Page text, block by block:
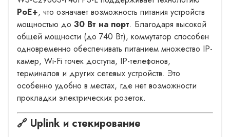
PoE+, что означает возможность питания устройств
мощностью до 30 Вт на порт. Благодаря высокой
общей мощности (до 740 Вт), коммутатор способен
одновременно обеспечивать питанием множество IP-
камер, Wi-Fi точек доступа, IP-телефонов,
терминалов и других сетевых устройств. Это
особенно удобно в местах, где нет возможности
прокладки электрических розеток.
🔗 Uplink и стекирование